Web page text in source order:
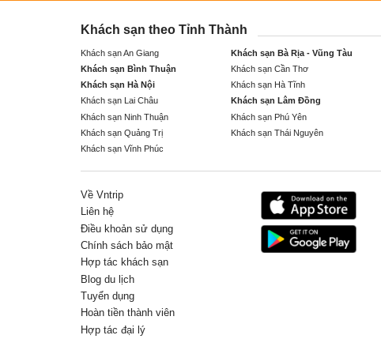
Khách sạn theo Tỉnh Thành
Khách sạn An Giang Khách sạn Bà Rịa - Vũng Tàu
Khách sạn Bình Thuận
Khách sạn Cần Thơ
Khách sạn Hà Nội
Khách sạn Hà Tĩnh
Khách sạn Lai Châu
Khách sạn Lâm Đồng
Khách sạn Ninh Thuận
Khách sạn Phú Yên
Khách sạn Quảng Trị
Khách sạn Thái Nguyên
Khách sạn Vĩnh Phúc
Về Vntrip
Liên hệ
Điều khoản sử dụng
Chính sách bảo mật
Hợp tác khách sạn
Blog du lịch
Tuyển dụng
Hoàn tiền thành viên
Hợp tác đại lý